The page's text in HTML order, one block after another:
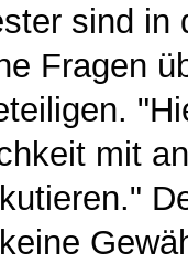
sind in
Fragen
mit